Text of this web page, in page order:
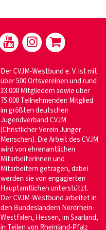
Der CVJM-Westbund e. V. ist mit
über 500 Ortsvereinen und rund
33.000 Mitgliedern sowie über
75.000 Teilnehmenden Mitglied
im größten deutschen
Jugendverband CVJM
(Christlicher Verein Junger
Menschen). Die Arbeit des CVJM
wird von ehrenamtlichen
Mitarbeiterinnen und
Mitarbeitern getragen, dabei
werden sie von engagierten
Hauptamtlichen unterstützt.
Der CVJM-Westbund arbeitet in
den Bundesländern Nordrhein-
Westfalen, Hessen, im Saarland,
in Teilen von Rheinland-Pfalz